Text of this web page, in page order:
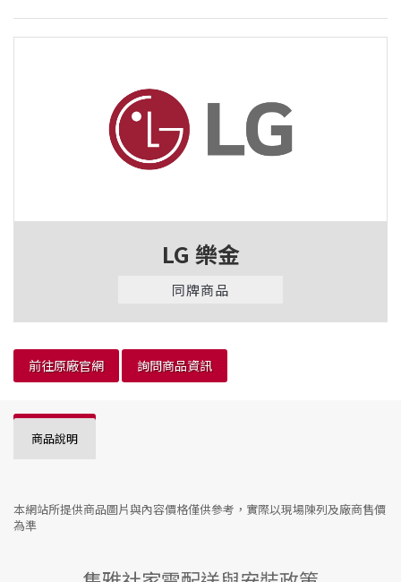
LG 樂金
同牌商品
前往原廠官網 詢問商品資訊
商品說明
本網站所提供商品圖片與內容價格僅供參考，實際以現場陳列及廠商售價
為準